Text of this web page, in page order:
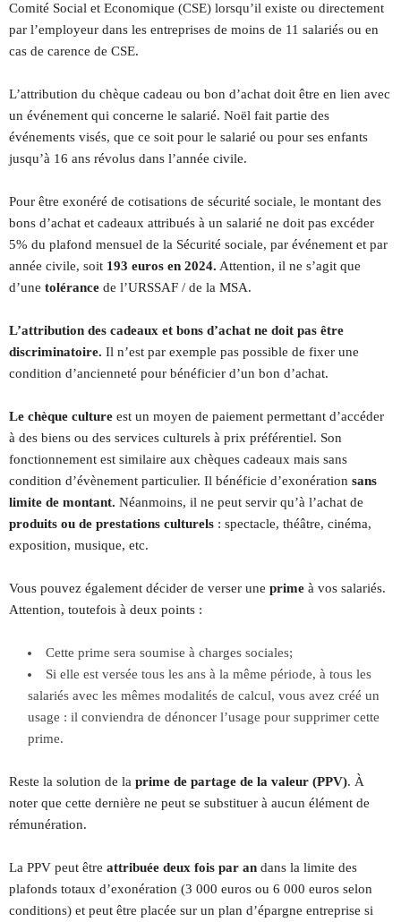
Comité Social et Economique (CSE) lorsqu’il existe ou directement
par l’employeur dans les entreprises de moins de 11 salariés ou en
cas de carence de CSE.
L’attribution du chèque cadeau ou bon d’achat doit être en lien avec
un événement qui concerne le salarié. Noël fait partie des
événements visés, que ce soit pour le salarié ou pour ses enfants
jusqu’à 16 ans révolus dans l’année civile.
Pour être exonéré de cotisations de sécurité sociale, le montant des
bons d’achat et cadeaux attribués à un salarié ne doit pas excéder
5% du plafond mensuel de la Sécurité sociale, par événement et par
année civile, soit 193 euros en 2024. Attention, il ne s’agit que
d’une tolérance de l’URSSAF / de la MSA.
L’attribution des cadeaux et bons d’achat ne doit pas être
discriminatoire. Il n’est par exemple pas possible de fixer une
condition d’ancienneté pour bénéficier d’un bon d’achat.
Le chèque culture est un moyen de paiement permettant d’accéder
à des biens ou des services culturels à prix préférentiel. Son
fonctionnement est similaire aux chèques cadeaux mais sans
condition d’évènement particulier. Il bénéficie d’exonération sans
limite de montant. Néanmoins, il ne peut servir qu’à l’achat de
produits ou de prestations culturels : spectacle, théâtre, cinéma,
exposition, musique, etc.
Vous pouvez également décider de verser une prime à vos salariés.
Attention, toutefois à deux points :
Cette prime sera soumise à charges sociales;
Si elle est versée tous les ans à la même période, à tous les
salariés avec les mêmes modalités de calcul, vous avez créé un
usage : il conviendra de dénoncer l’usage pour supprimer cette
prime.
Reste la solution de la prime de partage de la valeur (PPV). À
noter que cette dernière ne peut se substituer à aucun élément de
rémunération.
La PPV peut être attribuée deux fois par an dans la limite des
plafonds totaux d’exonération (3 000 euros ou 6 000 euros selon
conditions) et peut être placée sur un plan d’épargne entreprise si